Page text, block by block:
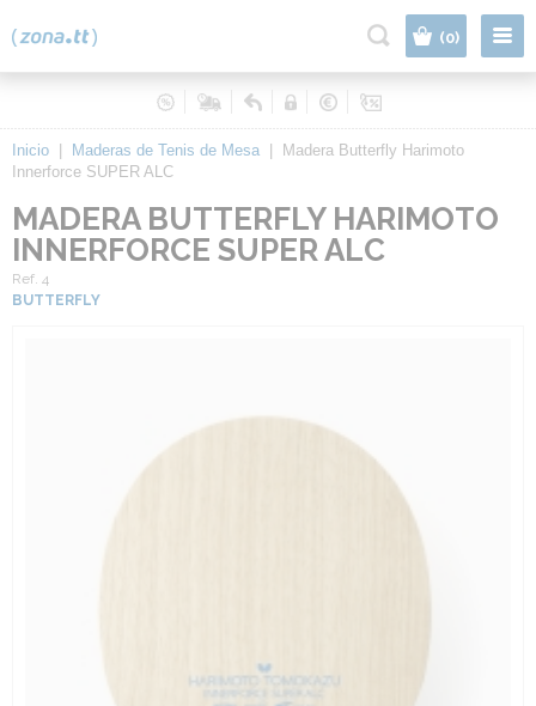
(0)
Inicio Maderas de Tenis de Mesa
Madera Butterfly Harimoto
Innerforce SUPER ALC
MADERA BUTTERFLY HARIMOTO
INNERFORCE SUPER ALC
Ref. 4
BUTTERFLY